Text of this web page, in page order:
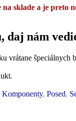
sklade a je preto
daj nám
vrátane špeciálnych
Komponenty, Posed,